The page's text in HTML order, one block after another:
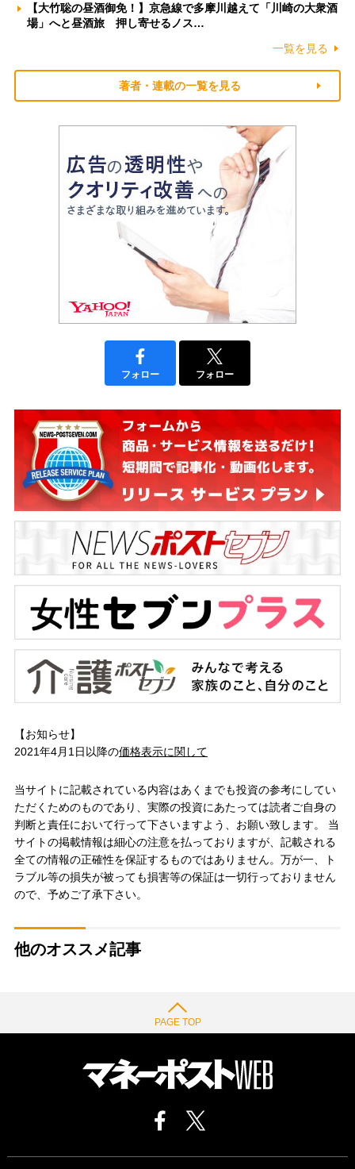
【大竹聡の昼酒御免！】京急線で多摩川越えて「川崎の大衆酒
場」へと昼酒旅 押し寄せるノス…
一覧を見る
著者・連載の一覧を見る
フォロー フォロー
【お知らせ】
2021年4月1日以降の価格表示に関して
当サイトに記載されている内容はあくまでも投資の参考にしてい
ただくためのものであり、実際の投資にあたっては読者ご自身の
判断と責任において行って下さいますよう、お願い致します。 当
サイトの掲載情報は細心の注意を払っておりますが、記載される
全ての情報の正確性を保証するものではありません。万が一、ト
ラブル等の損失が被っても損害等の保証は一切行っておりません
ので、予めご了承下さい。
他のオススメ記事
PAGE TOP